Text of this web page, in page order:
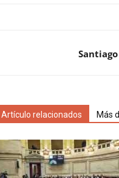
Artículo relacionados Más